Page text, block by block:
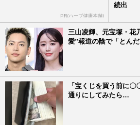
PR(ハーブ健康本舗)
続出
三山凌輝、元宝塚・花
愛”報道の陰で「とん
「宝くじを買う前に
通りにしてみたら…